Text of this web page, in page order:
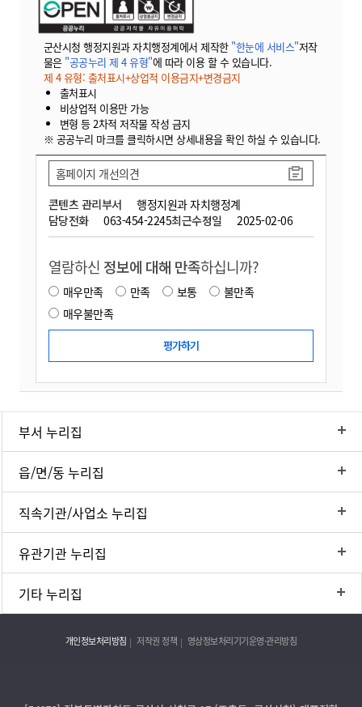
군산시청 행정지원과 자치행정계에서 제작한 "한눈에 서비스"저작
물은 "공공누리 제 4 유형"에 따라 이용 할 수 있습니다.
제 4 유형: 출처표시+상업적 이용금지+변경금지
출처표시
비상업적 이용만 가능
변형 등 2차적 저작물 작성 금지
※ 공공누리 마크를 클릭하시면 상세내용을 확인 하실 수 있습니다.
콘텐츠 관리부서
행정지원과 자치행정계
담당전화
063-454-2245최근수정일 2025-02-06
홈페이지 개선의견
열람하신 정보에 대해 만족하십니까?
매우만족 만족 보통
불만족
매우불만족
부서 누리집
읍/면/동 누리집
직속기관/사업소 누리집
유관기관 누리집
기타 누리집
개인정보처리방침 저작권 정책 영상정보처리기기운영·관리방침